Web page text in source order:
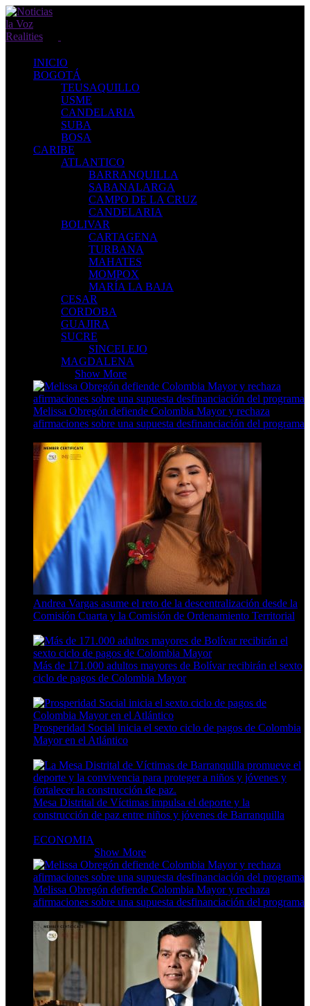
INICIO
BOGOTÁ
TEUSAQUILLO
USME
CANDELARIA
SUBA
BOSA
CARIBE
ATLANTICO
BARRANQUILLA
SABANALARGA
CAMPO DE LA CRUZ
CANDELARIA
BOLIVAR
CARTAGENA
TURBANA
MAHATES
MOMPOX
MARÍA LA BAJA
CESAR
CORDOBA
GUAJIRA
SUCRE
SINCELEJO
MAGDALENA
Show More
Melissa Obregón defiende Colombia Mayor y rechaza
afirmaciones sobre una supuesta desfinanciación del programa
Andrea Vargas asume el reto de la descentralización desde la
Comisión Cuarta y la Comisión de Ordenamiento Territorial
Más de 171.000 adultos mayores de Bolívar recibirán el sexto
ciclo de pagos de Colombia Mayor
Prosperidad Social inicia el sexto ciclo de pagos de Colombia
Mayor en el Atlántico
Mesa Distrital de Víctimas impulsa el deporte y la
construcción de paz entre niños y jóvenes de Barranquilla
ECONOMIA
Show More
Melissa Obregón defiende Colombia Mayor y rechaza
afirmaciones sobre una supuesta desfinanciación del programa